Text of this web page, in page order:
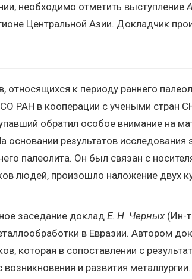
необходимо отметить выступление
Центральной Азии. Докладчик
к периоду раннего
РАН в кооперации с учеными стран
обратил особое внимание на
результатов
палеолита. Он был связан с
людей, произошло наложение двух
заседание доклад Е. Н. Черных (Ин-
в Евразии. Автором
которая в сопоставлении с
и развития